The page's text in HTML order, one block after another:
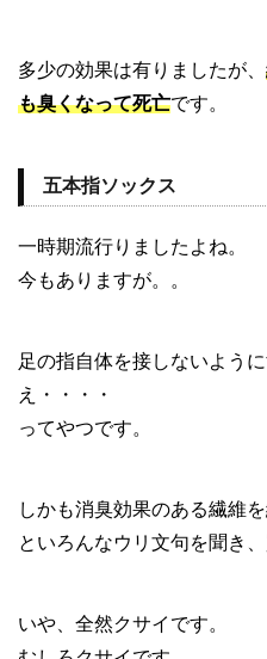
多少の効果は有りましたが、
も臭くなって死亡です。
五本指ソックス
一時期流行りましたよね。
今もありますが。。
足の指自体を接しないよう
え・・・・
ってやつです。
しかも消臭効果のある繊維
といろんなウリ文句を聞き、
いや、全然クサイです。